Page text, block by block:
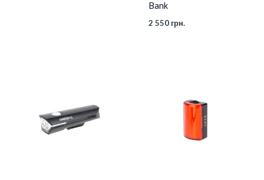
Bank
2 550 грн.